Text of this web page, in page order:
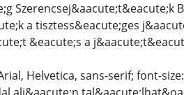
Szerencsej&aacute;t&eacute;k
a tisztess&eacute;ges
&eacute;s a
Helvetica, sans-serif; font-